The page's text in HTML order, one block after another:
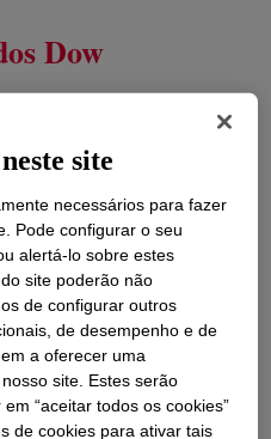
Dow
a nível global, a
escala, com uma
e negócios
alcançar um
da Companhia
dos materiais mais
inclusiva e
site
necessários para fazer
Pode configurar o seu
alertá-lo sobre estes
site poderão não
de configurar outros
de desempenho e de
a oferecer uma
site. Estes serão
“aceitar todos os cookies”
de cookies para ativar tais